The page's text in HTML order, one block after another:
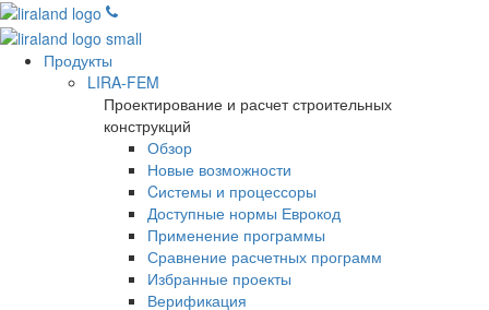
Продукты
LIRA-FEM
Проектирование и расчет строительных
конструкций
Обзор
Новые возможности
Cистемы и процессоры
Доступные нормы Еврокод
Применение программы
Сравнение расчетных программ
Избранные проекты
Верификация